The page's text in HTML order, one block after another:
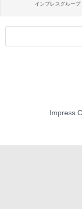
インプレスグループ
Impress